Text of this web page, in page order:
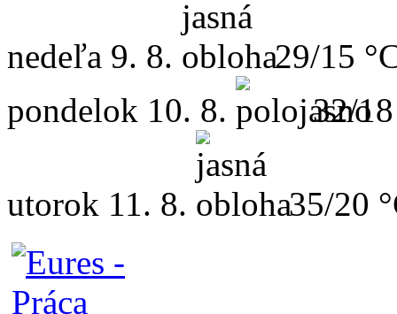
nedeľa 9. 8.
29/15
pondelok 10. 8. 32/
utorok 11. 8. 35/20